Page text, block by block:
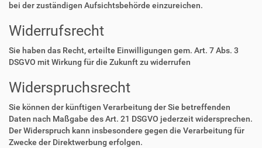
bei der zuständigen Aufsichtsbehörde einzureichen.
Widerrufsrecht
Sie haben das Recht, erteilte Einwilligungen gem. Art. 7 Abs. 3
DSGVO mit Wirkung für die Zukunft zu widerrufen
Widerspruchsrecht
Sie können der künftigen Verarbeitung der Sie betreffenden
Daten nach Maßgabe des Art. 21 DSGVO jederzeit widersprechen.
Der Widerspruch kann insbesondere gegen die Verarbeitung für
Zwecke der Direktwerbung erfolgen.